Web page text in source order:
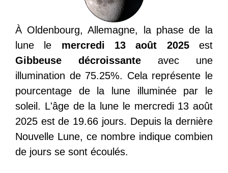
À Oldenbourg, Allemagne, la phase de la
lune le mercredi 13 août 2025est
Gibbeuse décroissante avec une
illumination de 75.25%. Cela représente le
pourcentage de la lune illuminée par le
soleil. L'âge de la lune le mercredi 13 août
2025 est de 19.66 jours. Depuis la dernière
Nouvelle Lune, ce nombre indique combien
de jours se sont écoulés.